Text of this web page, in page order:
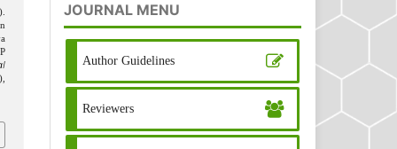
JOURNAL MENU
Author Guidelines
Reviewers